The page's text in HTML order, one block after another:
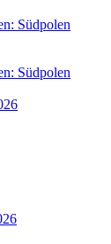
Südpolen
Südpolen